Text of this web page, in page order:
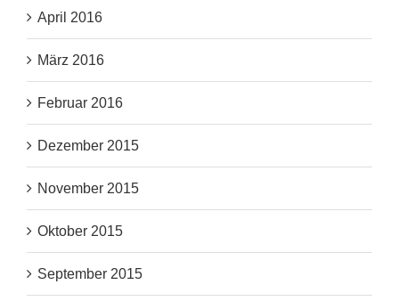
April 2016
März 2016
Februar 2016
Dezember 2015
November 2015
Oktober 2015
September 2015